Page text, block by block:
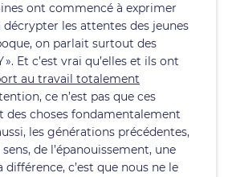
ont commencé à exprimer
les attentes des jeunes
on parlait surtout des
». Et c’est vrai qu’elles et ils ont
au travail totalement
ce n’est pas que ces
des choses fondamentalement
les générations précédentes,
de l’épanouissement, une
différence, c’est que nous ne le